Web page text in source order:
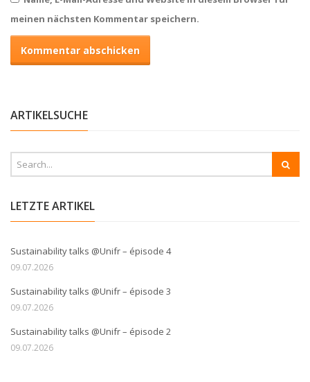
meinen nächsten Kommentar speichern.
ARTIKELSUCHE
LETZTE ARTIKEL
Sustainability talks @Unifr – épisode 4
09.07.2026
Sustainability talks @Unifr – épisode 3
09.07.2026
Sustainability talks @Unifr – épisode 2
09.07.2026